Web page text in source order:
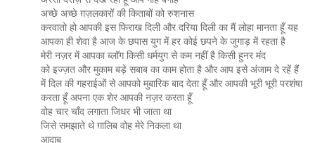
अच्छे अच्छे ग़ज़लकारों की किताबों को रुशनास
करवातो हो आपकी इस फिराख दिली और दरिया दिली का मैं लोहा मानता हूँ यह
आपका ही शेवा है आज के छपास युग में हर कोई छपने के जुगाड़ में रहता है
मेरी नज़र में आपका ब्लॉग किसी धर्मयुग से कम नहीं है किसी हुनर मंद
को इज्ज़त और मुकाम बड़े सबाब का काम होता है और आप इसे अंजाम दे रहें हैं
में दिल की गहराईओं से आपको मुबारिक बाद देता हूँ और आपकी भूरी भूरी परशंषा
करता हूँ अपना एक शेर आपकी नज़र करता हूँ
वोह चार चाँद लगाता जिधर भी जाता था
जिसे समझाते थे ग़ालिब वोह मेरे निकला था
आदाब